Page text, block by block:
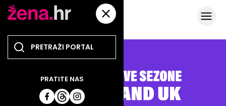
PRATITE NAS